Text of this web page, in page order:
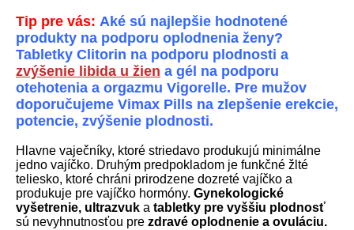
Tip pre vás: Aké sú najlepšie hodnotené
produkty na podporu oplodnenia ženy?
Tabletky Clitorin na podporu plodnosti a
zvýšenie libida u žien a gél na podporu
otehotenia a orgazmu Vigorelle. Pre mužov
doporučujeme Vimax Pills na zlepšenie erekcie,
potencie, zvýšenie plodnosti.
Hlavne vaječníky, ktoré striedavo produkujú minimálne
jedno vajíčko. Druhým predpokladom je funkčné žlté
teliesko, ktoré chráni prirodzene dozreté vajíčko a
produkuje pre vajíčko hormóny. Gynekologické
vyšetrenie, ultrazvuk a tabletky pre vyššiu plodnosť
sú nevyhnutnosťou pre zdravé oplodnenie a ovuláciu.